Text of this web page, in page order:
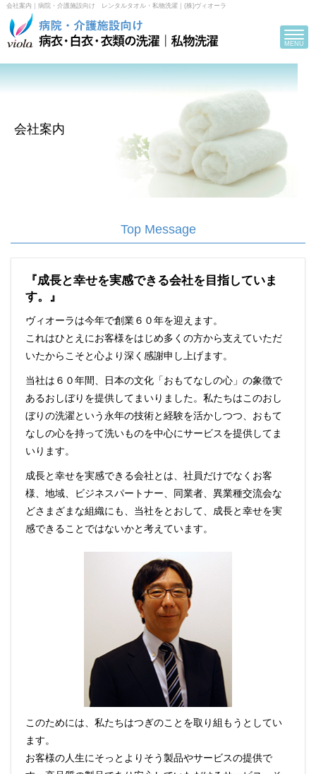
会社案内｜病院・介護施設向け レンタルタオル・私物洗濯｜(株)ヴィオーラ
Toggle
MENU
会社案内
Top Message
『成長と幸せを実感できる会社を目指していま
す。』
ヴィオーラは今年で創業６０年を迎えます。
これはひとえにお客様をはじめ多くの方から支えていただ
いたからこそと心より深く感謝申し上げます。
当社は６０年間、日本の文化「おもてなしの心」の象徴で
あるおしぼりを提供してまいりました。私たちはこのおし
ぼりの洗濯という永年の技術と経験を活かしつつ、おもて
なしの心を持って洗いものを中心にサービスを提供してま
いります。
成長と幸せを実感できる会社とは、社員だけでなくお客
様、地域、ビジネスパートナー、同業者、異業種交流会な
どさまざまな組織にも、当社をとおして、成長と幸せを実
感できることではないかと考えています。
このためには、私たちはつぎのことを取り組もうとしてい
ます。
お客様の人生にそっとよりそう製品やサービスの提供で